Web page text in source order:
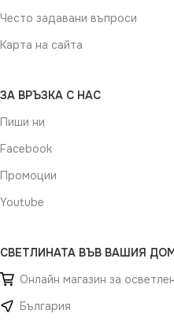
Често задавани въпроси
Карта на сайта
ЗА ВРЪЗКА С НАС
Пиши ни
Facebook
Промоции
Youtube
СВЕТЛИНАТА ВЪВ ВАШИЯ
Онлайн магазин за
България